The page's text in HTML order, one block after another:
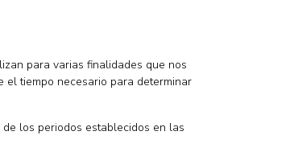
para varias finalidades que nos
tiempo necesario para determinar
los periodos establecidos en las